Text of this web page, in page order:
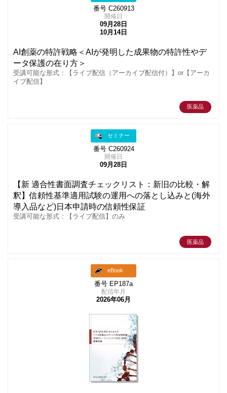
番号 C260913
開催日
09月28日
10月14日
AI創薬の特許戦略＜AIが発明した成果物の特許性やデ
ータ保護の在り方＞
受講可能な形式：【ライブ配信（アーカイブ配信付）】or【アーカ
イブ配信】
医薬品
セミナー
番号 C260924
開催日
09月28日
【新 適合性書面調査チェックリスト：新旧の比較・解
釈】信頼性基準適用試験の運用への落とし込みと(海外
導入品など)日本申請時の信頼性保証
受講可能な形式：【ライブ配信】のみ
医薬品
eBook
番号 EP187a
配信年月
2026年06月